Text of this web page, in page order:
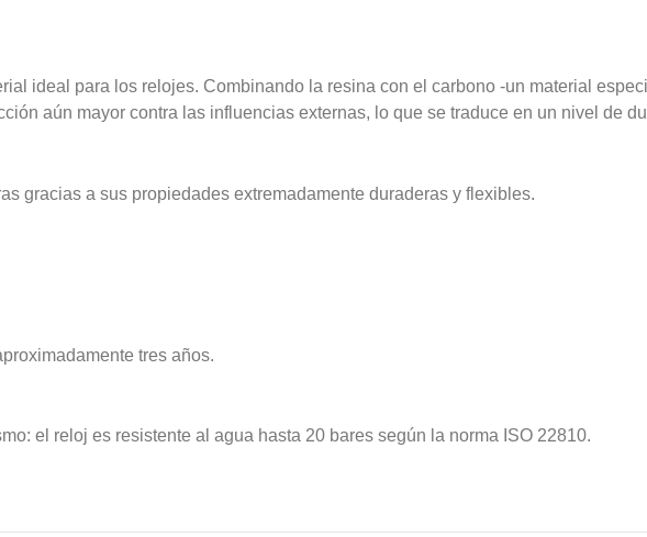
ideal para los relojes. Combinando la resina con el carbono -un material
aún mayor contra las influencias externas, lo que se traduce en un nivel de
gracias a sus propiedades extremadamente duraderas y flexibles.
tres años.
el reloj es resistente al agua hasta 20 bares según la norma ISO 22810.